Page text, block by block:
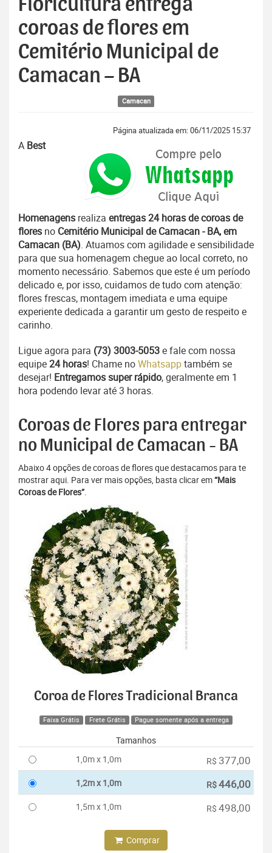
Floricultura entrega
coroas de flores em
Cemitério Municipal de
Camacan – BA
Camacan
Página atualizada em: 06/11/2025 15:37
A Best
Homenagens realiza entregas 24 horas de coroas de
flores no Cemitério Municipal de Camacan - BA, em
Camacan (BA). Atuamos com agilidade e sensibilidade
para que sua homenagem chegue ao local correto, no
momento necessário. Sabemos que este é um período
delicado e, por isso, cuidamos de tudo com atenção:
flores frescas, montagem imediata e uma equipe
experiente dedicada a garantir um gesto de respeito e
carinho.
Ligue agora para (73) 3003-5053e fale com nossa
equipe24 horas! Chame noWhatsapptambém se
desejar! Entregamos super rápido, geralmente em 1
hora podendo levar até 3 horas.
Coroas de Flores para entregar
no Municipal de Camacan - BA
Abaixo 4 opções de coroas de flores que destacamos para te
mostrar aqui. Para ver mais opções, basta clicar em“Mais
Coroas de Flores”.
Coroa de Flores Tradicional Branca
Faixa Grátis Frete Grátis Pague somente após a entrega
Tamanhos
1,0m x 1,0m
R$ 377,00
1,2m x 1,0m R$446,00
1,5m x 1,0m R$ 498,00
Comprar